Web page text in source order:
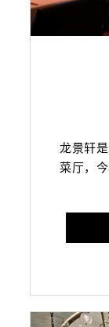
龙景轩
菜厅，